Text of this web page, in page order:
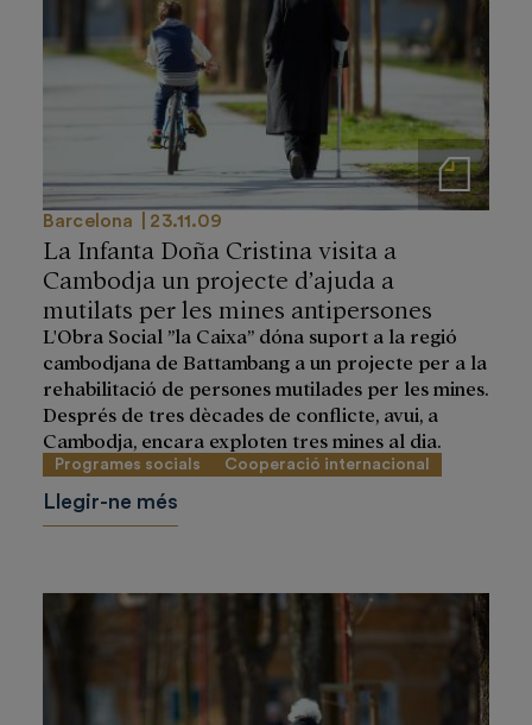
Notas de prensa
Barcelona 23.11.09
La Infanta Doña Cristina visita a
Cambodja un projecte d’ajuda a
mutilats per les mines antipersones
L'Obra Social ”la Caixa” dóna suport a la regió
cambodjana de Battambang a un projecte per a la
rehabilitació de persones mutilades per les mines.
Després de tres dècades de conflicte, avui, a
Cambodja, encara exploten tres mines al dia.
Programes socials Cooperació internacional
Llegir-ne més